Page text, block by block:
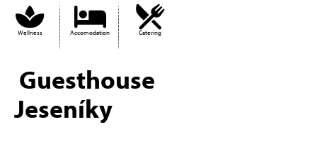
Wellness Accomodation Catering
Guesthouse
Jeseníky